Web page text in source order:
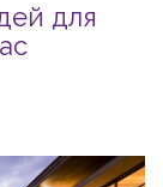
для